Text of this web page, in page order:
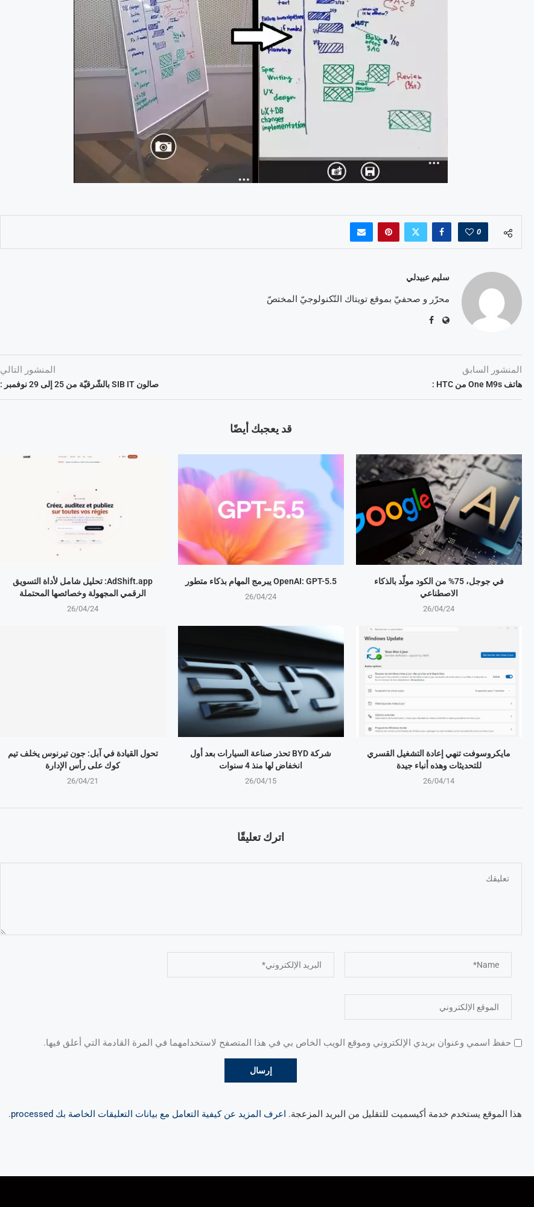
0
سليم عبيدلي
محرّر و صحفيّ بموقع تويتاك التّكنولوجيّ المختصّ
المنشور السابق
هاتف One M9s من HTC :
المنشور التالي
صالون SIB IT بالشّرقيّة من 25 إلى 29 نوفمبر :
قد يعجبك أيضًا
AdShift.app: تحليل شامل لأداة التسويق
الرقمي المجهولة وخصائصها المحتملة
26/04/24
OpenAI: GPT-5.5 يبرمج المهام بذكاء متطور
26/04/24
في جوجل، 75% من الكود مولّد بالذكاء
الاصطناعي
26/04/24
تحول القيادة في آبل: جون تيرنوس يخلف تيم
كوك على رأس الإدارة
26/04/21
شركة BYD تحذر صناعة السيارات بعد أول
انخفاض لها منذ 4 سنوات
26/04/15
مايكروسوفت تنهي إعادة التشغيل القسري
للتحديثات وهذه أنباء جيدة
26/04/14
اترك تعليقًا
حفظ اسمي وعنوان بريدي الإلكتروني وموقع الويب الخاص بي في هذا المتصفح لاستخدامهما في المرة القادمة التي أعلق فيها.
هذا الموقع يستخدم خدمة أكيسميت للتقليل من البريد المزعجة. اعرف المزيد عن كيفية التعامل مع بيانات التعليقات الخاصة بك processed .